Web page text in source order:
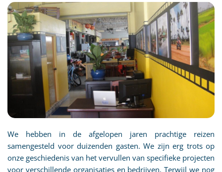
We hebben in de afgelopen jaren prachtige reizen
samengesteld voor duizenden gasten. We zijn erg trots op
onze geschiedenis van het vervullen van specifieke projecten
voor verschillende organisaties en bedrijven. Terwijl we nog